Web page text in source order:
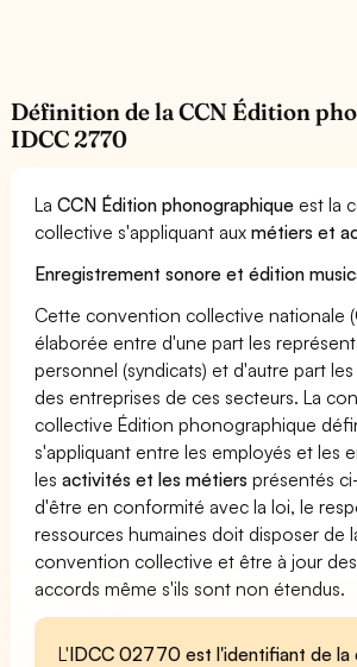
Définition de la CCN Édition
IDCC 2770
LaCCN Édition phonographique est la
collective s'appliquant auxmétiers et
Enregistrement sonore et édition
Cette convention collective nationale
élaborée entre d'une part les
personnel (syndicats) et d'autre part
des entreprises de ces secteurs. La
collective Édition phonographique
s'appliquant entre les employés et les
lesactivités et les métiers présentés
d'être en conformité avec la loi, le
ressources humaines doit disposer de
convention collective et être à jour
accords même s'ils sont non étendus.
L'IDCC 02770 est l'identifiant de la